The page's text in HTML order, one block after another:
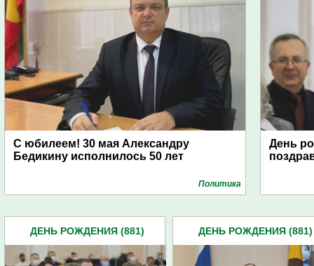
С юбилеем! 30 мая Александру
Бедикину исполнилось 50 лет
Политика
День
ДЕНЬ РОЖДЕНИЯ (881) ДЕНЬ РОЖДЕНИЯ (881)